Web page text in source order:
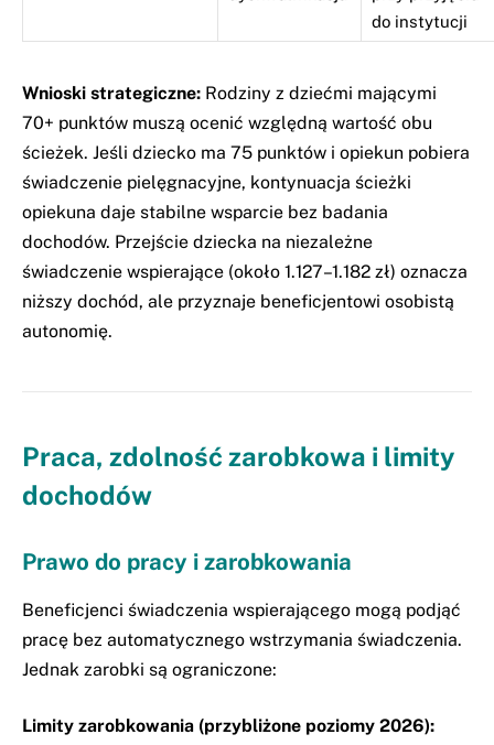
do instytucji
Wnioski strategiczne: Rodziny z dziećmi mającymi
70+ punktów muszą ocenić względną wartość obu
ścieżek. Jeśli dziecko ma 75 punktów i opiekun pobiera
świadczenie pielęgnacyjne, kontynuacja ścieżki
opiekuna daje stabilne wsparcie bez badania
dochodów. Przejście dziecka na niezależne
świadczenie wspierające (około 1.127–1.182 zł) oznacza
niższy dochód, ale przyznaje beneficjentowi osobistą
autonomię.
Praca, zdolność zarobkowa i limity
dochodów
Prawo do pracy i zarobkowania
Beneficjenci świadczenia wspierającego mogą podjąć
pracę bez automatycznego wstrzymania świadczenia.
Jednak zarobki są ograniczone:
Limity zarobkowania (przybliżone poziomy 2026):